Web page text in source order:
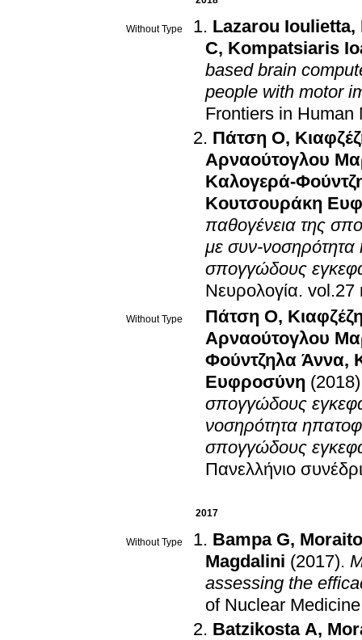
Without Type Lazarou Ioulietta,
C, Kompatsiaris
based brain
people with motor
Frontiers in Human
Πάτση Ο,
Αρναούτογλου
Καλογερά-
Κουτσουράκη
παθογένεια της
με συν-νοσηρότητα
σπογγώδους
Νευρολογία.
Without Type Πάτση Ο,
Αρναούτογλου
Φούντζηλα Άννα,
Ευφροσύνη (2018)
σπογγώδους
νοσηρότητα
σπογγώδους
Πανελλήνιο
2017
Without Type Bampa G,
Magdalini (2017).
assessing the
of Nuclear Medicine
Batzikosta A,